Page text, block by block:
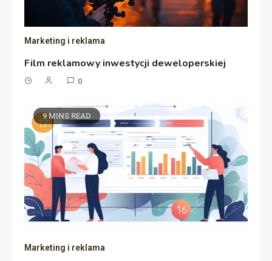
Marketing i reklama
Film reklamowy inwestycji deweloperskiej
0
9 MINS READ
Marketing i reklama